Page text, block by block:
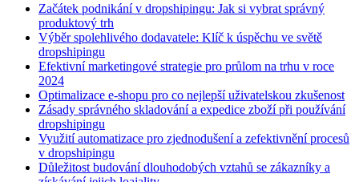
Začátek podnikání v dropshipingu: Jak si vybrat správný
produktový trh
Výběr spolehlivého dodavatele: Klíč k úspěchu ve světě
dropshipingu
Efektivní marketingové strategie pro průlom na trhu v roce
2024
Optimalizace e-shopu pro co nejlepší uživatelskou zkušenost
Zásady správného skladování a expedice zboží při používání
dropshipingu
Využití automatizace pro zjednodušení a zefektivnění procesů
v dropshipingu
Důležitost budování dlouhodobých vztahů se zákazníky a